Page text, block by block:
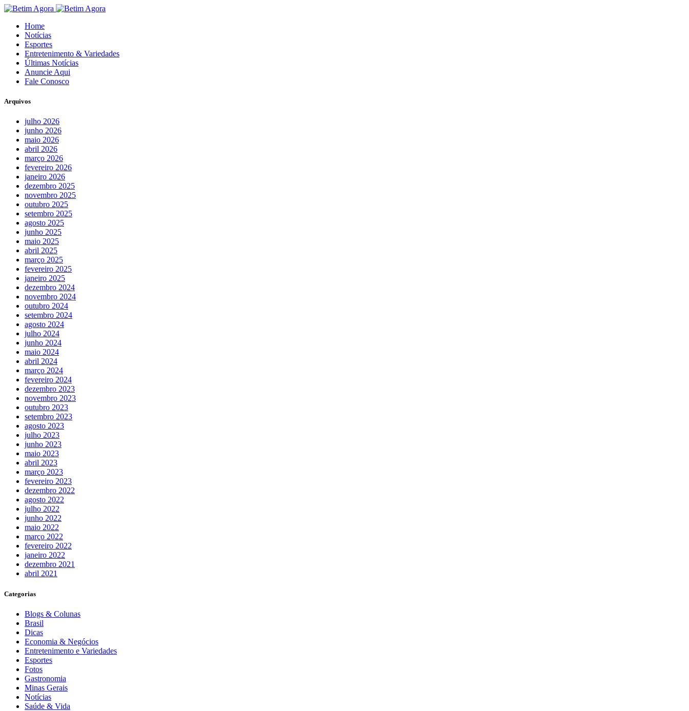
Home
Notícias
Esportes
Entretenimento & Variedades
Últimas Notícias
Anuncie Aqui
Fale Conosco
Arquivos
julho 2026
junho 2026
maio 2026
abril 2026
março 2026
fevereiro 2026
janeiro 2026
dezembro 2025
novembro 2025
outubro 2025
setembro 2025
agosto 2025
junho 2025
maio 2025
abril 2025
março 2025
fevereiro 2025
janeiro 2025
dezembro 2024
novembro 2024
outubro 2024
setembro 2024
agosto 2024
julho 2024
junho 2024
maio 2024
abril 2024
março 2024
fevereiro 2024
dezembro 2023
novembro 2023
outubro 2023
setembro 2023
agosto 2023
julho 2023
junho 2023
maio 2023
abril 2023
março 2023
fevereiro 2023
dezembro 2022
agosto 2022
julho 2022
junho 2022
maio 2022
março 2022
fevereiro 2022
janeiro 2022
dezembro 2021
abril 2021
Categorias
Blogs & Colunas
Brasil
Dicas
Economia & Negócios
Entretenimento e Variedades
Esportes
Fotos
Gastronomia
Minas Gerais
Notícias
Saúde & Vida